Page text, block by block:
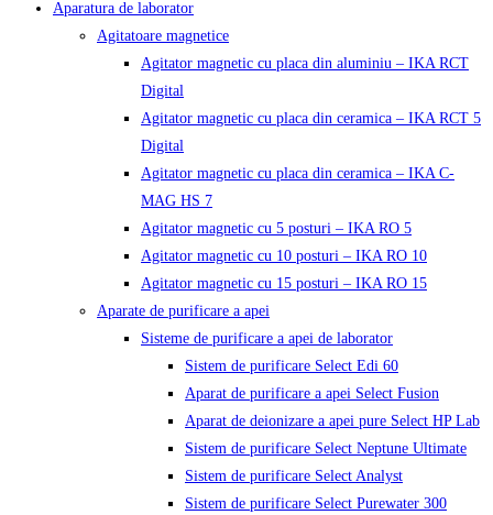
Aparatura de laborator
Agitatoare magnetice
Agitator magnetic cu placa din aluminiu – IKA RCT
Digital
Agitator magnetic cu placa din ceramica – IKA RCT 5
Digital
Agitator magnetic cu placa din ceramica – IKA C-
MAG HS 7
Agitator magnetic cu 5 posturi – IKA RO 5
Agitator magnetic cu 10 posturi – IKA RO 10
Agitator magnetic cu 15 posturi – IKA RO 15
Aparate de purificare a apei
Sisteme de purificare a apei de laborator
Sistem de purificare Select Edi 60
Aparat de purificare a apei Select Fusion
Aparat de deionizare a apei pure Select HP Lab
Sistem de purificare Select Neptune Ultimate
Sistem de purificare Select Analyst
Sistem de purificare Select Purewater 300